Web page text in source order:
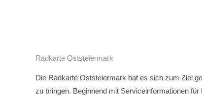
Radkarte Oststeiermark
Die Radkarte Oststeiermark hat es sich zum Ziel
zu bringen. Beginnend mit Serviceinformationen